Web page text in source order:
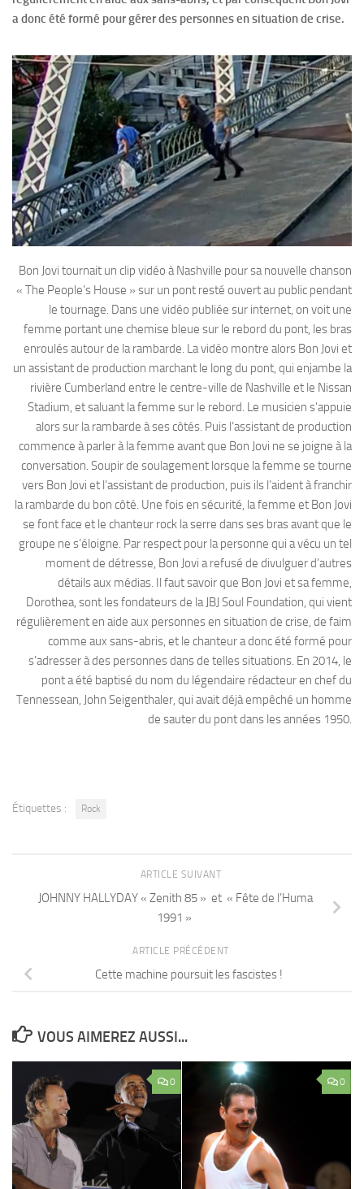
a donc été formé pour gérer des personnes en situation de crise.
Bon Jovi tournait un clip vidéo à Nashville pour sa nouvelle chanson
« The People’s House » sur un pont resté ouvert au public pendant
le tournage. Dans une vidéo publiée sur internet, on voit une
femme portant une chemise bleue sur le rebord du pont, les bras
enroulés autour de la rambarde. La vidéo montre alors Bon Jovi et
un assistant de production marchant le long du pont, qui enjambe la
rivière Cumberland entre le centre-ville de Nashville et le Nissan
Stadium, et saluant la femme sur le rebord. Le musicien s’appuie
alors sur la rambarde à ses côtés. Puis l’assistant de production
commence à parler à la femme avant que Bon Jovi ne se joigne à la
conversation. Soupir de soulagement lorsque la femme se tourne
vers Bon Jovi et l’assistant de production, puis ils l’aident à franchir
la rambarde du bon côté. Une fois en sécurité, la femme et Bon Jovi
se font face et le chanteur rock la serre dans ses bras avant que le
groupe ne s’éloigne. Par respect pour la personne qui a vécu un tel
moment de détresse, Bon Jovi a refusé de divulguer d’autres
détails aux médias. Il faut savoir que Bon Jovi et sa femme,
Dorothea, sont les fondateurs de la JBJ Soul Foundation, qui vient
régulièrement en aide aux personnes en situation de crise, de faim
comme aux sans-abris, et le chanteur a donc été formé pour
s’adresser à des personnes dans de telles situations. En 2014, le
pont a été baptisé du nom du légendaire rédacteur en chef du
Tennessean, John Seigenthaler, qui avait déjà empêché un homme
de sauter du pont dans les années 1950.
Étiquettes : Rock
ARTICLE SUIVANT
JOHNNY HALLYDAY « Zenith 85 » et « Fête de l’Huma
1991 »
ARTICLE PRÉCÉDENT
Cette machine poursuit les fascistes !
VOUS AIMEREZ AUSSI...
0 0